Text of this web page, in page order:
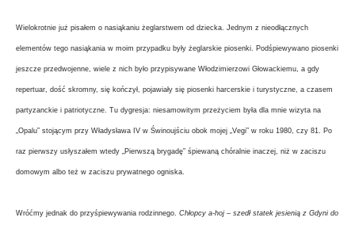
Wielokrotnie już pisałem o nasiąkaniu żeglarstwem od dziecka. Jednym z nieodłącznych
elementów tego nasiąkania w moim przypadku były żeglarskie piosenki. Podśpiewywano piosenki
jeszcze przedwojenne, wiele z nich było przypisywane Włodzimierzowi Głowackiemu, a gdy
repertuar, dość skromny, się kończył, pojawiały się piosenki harcerskie i turystyczne, a czasem
partyzanckie i patriotyczne. Tu dygresja: niesamowitym przeżyciem była dla mnie wizyta na
„Opalu” stojącym przy Władysława IV w Świnoujściu obok mojej „Vegi” w roku 1980, czy 81. Po
raz pierwszy usłyszałem wtedy „Pierwszą brygadę” śpiewaną chóralnie inaczej, niż w zaciszu
domowym albo też w zaciszu prywatnego ogniska.
Wróćmy jednak do przyśpiewywania rodzinnego. Chłopcy a-hoj – szedł statek jesienią z Gdyni do